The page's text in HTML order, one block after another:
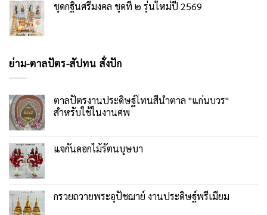
ชุดกฐินศรีมงคล ชุดที่ ๒ รุ่นใหม่ปี 2569
ย่าม-ตาลปัตร-สัปทน สั่งปัก
ตาลปัตรงานประดิษฐ์โทนสีน้ำตาล "แก่นบวร"
สำหรับใช้ในงานศพ
แจกันดอกไม้รัตนบุษบา
กรวยถวายพระอุปัชฌาย์ งานประดิษฐ์พรีเมียม